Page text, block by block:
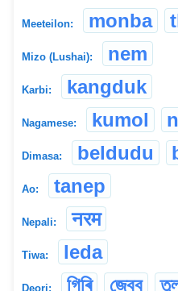
Meeteilon: monba
Mizo (Lushai): nem
Karbi: kangduk
Nagamese: kumol
Dimasa: beldudu
Ao: tanep
Nepali: नरम
Tiwa: leda
Deori: গিৰি জেবব